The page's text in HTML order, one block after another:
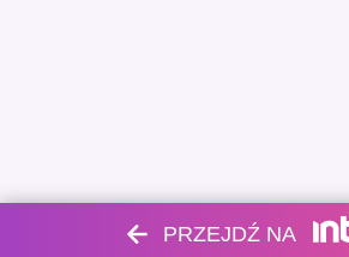
PRZEJDŹ NA